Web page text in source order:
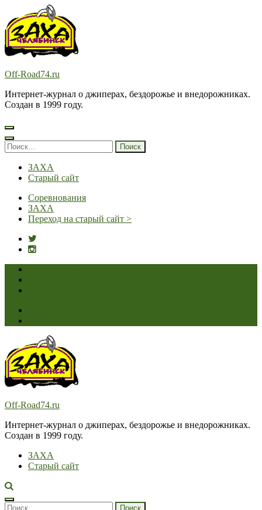
содержимому
(нажмите
Enter)
Off-Road74.ru
Интернет-журнал о джиперах, бездорожье и внедорожниках.
Создан в 1999 году.
Найти:
ЗАХА
Старый сайт
Соревнования
ЗАХА
Переход на старый сайт >
Off-Road74.ru
Интернет-журнал о джиперах, бездорожье и внедорожниках.
Создан в 1999 году.
ЗАХА
Старый сайт
Найти: